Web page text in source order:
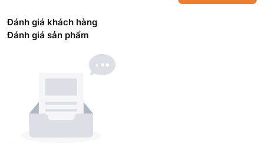
Đánh giá khách hàng
Đánh giá sản phẩm